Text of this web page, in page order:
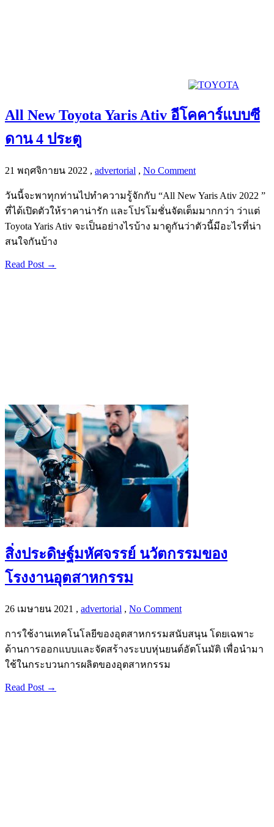
All New Toyota Yaris Ativ อีโคคาร์แบบซี
ดาน 4 ประตู
21 พฤศจิกายน 2022 , advertorial , No Comment
วันนี้จะพาทุกท่านไปทำความรู้จักกับ “All New Yaris Ativ 2022 ”
ที่ได้เปิดตัวให้ราคาน่ารัก และโปรโมชั่นจัดเต็มมากกว่า ว่าแต่
Toyota Yaris Ativ จะเป็นอย่างไรบ้าง มาดูกันว่าตัวนี้มีอะไรที่น่า
สนใจกันบ้าง
Read Post →
สิ่งประดิษฐ์มหัศจรรย์ นวัตกรรมของ
โรงงานอุตสาหกรรม
26 เมษายน 2021 , advertorial , No Comment
การใช้งานเทคโนโลยีของอุตสาหกรรมสนับสนุน โดยเฉพาะ
ด้านการออกแบบและจัดสร้างระบบหุ่นยนต์อัตโนมัติ เพื่อนำมา
ใช้ในกระบวนการผลิตของอุตสาหกรรม
Read Post →